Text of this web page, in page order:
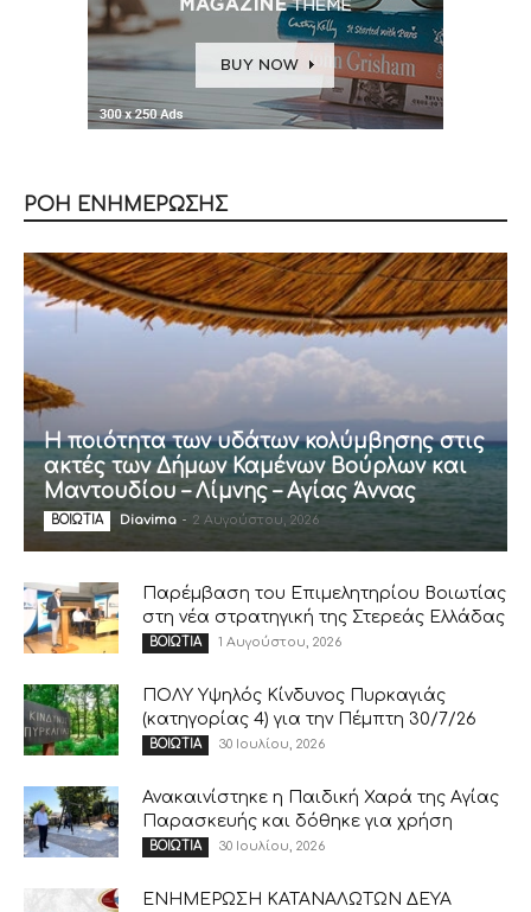
ΡΟΗ ΕΝΗΜΕΡΩΣΗΣ
Η ποιότητα των υδάτων κολύμβησης στις
ακτές των Δήμων Καμένων Βούρλων και
Μαντουδίου – Λίμνης – Αγίας Άννας
ΒΟΙΩΤΙΑ Diavima - 2 Αυγούστου, 2026
Παρέμβαση του Επιμελητηρίου Βοιωτίας
στη νέα στρατηγική της Στερεάς Ελλάδας
ΒΟΙΩΤΙΑ 1 Αυγούστου, 2026
ΠΟΛΥ Υψηλός Κίνδυνος Πυρκαγιάς
(κατηγορίας 4) για την Πέμπτη 30/7/26
ΒΟΙΩΤΙΑ 30 Ιουλίου, 2026
Ανακαινίστηκε η Παιδική Χαρά της Αγίας
Παρασκευής και δόθηκε για χρήση
ΒΟΙΩΤΙΑ 30 Ιουλίου, 2026
ΕΝΗΜΕΡΩΣΗ ΚΑΤΑΝΑΛΩΤΩΝ ΔΕΥΑ